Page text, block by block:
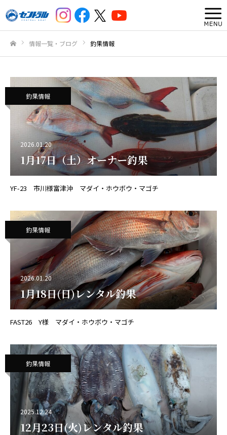
情報一覧・ブログ 釣果情報
釣果情報
2026.01.20
1月17日（土）オーナー釣果
YF-23 市川様富津沖 マダイ・ホウボウ・マゴチ
釣果情報
2026.01.20
1月18日(日)レンタル釣果
FAST26 Y様 マダイ・ホウボウ・マゴチ
釣果情報
2025.12.24
12月23日(火)レンタル釣果